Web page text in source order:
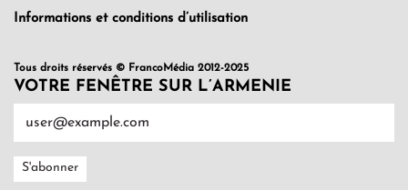
Informations et conditions d’utilisation
Tous droits réservés © FrancoMédia 2012-2025
VOTRE FENÊTRE SUR L’ARMENIE